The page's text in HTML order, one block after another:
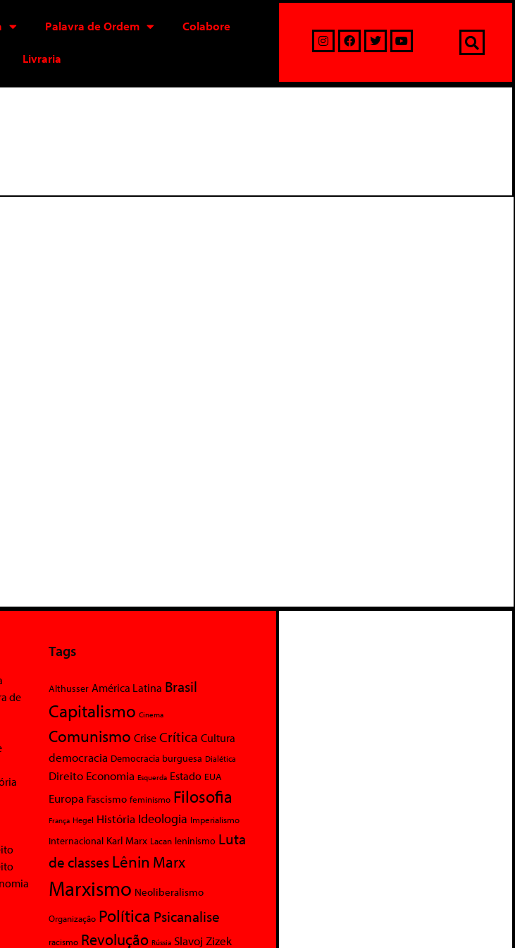
Palavra de Ordem Colabore
Livraria
de
Tags
Althusser América Latina Brasil
Capitalismo Cinema
Comunismo Crise Crítica Cultura
democracia Democracia burguesa Dialética
Direito Economia Esquerda Estado EUA
Europa Fascismo feminismo Filosofia
França Hegel História Ideologia Imperialismo
Internacional Karl Marx Lacan leninismo Luta
de classesLênin Marx
Marxismo Neoliberalismo
Organização Política Psicanalise
racismo Revolução Rússia Slavoj Zizek